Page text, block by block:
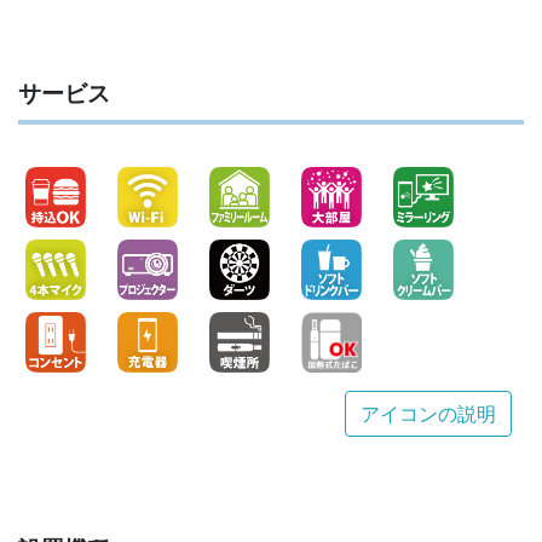
サービス
アイコンの説明